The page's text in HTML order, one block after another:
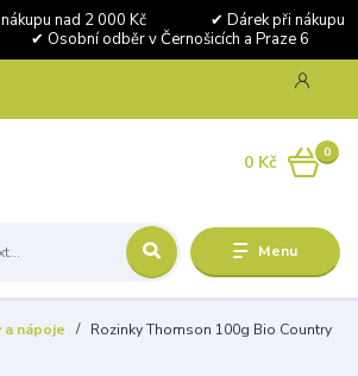
nákupu nad 2 000 Kč ✔ Dárek při nákupu
odběr v Černošicích a Praze 6
Menu
0
0 Kč
nápoje
Rozinky Thomson 100g Bio Country